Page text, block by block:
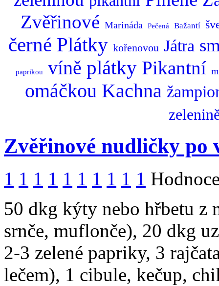
Zvěřinové Marináda Pečená Bažantí
černé Plátky kořenovou Játra
paprikou víně plátky Pikantní
omáčkou Kachna
Zvěřinové nudličky po
1 1 1 1 1 1 1 1 1 1
50 dkg kýty nebo hřbetu z
srnče, muflonče), 20 dkg
2-3 zelené papriky, 3
lečem), 1 cibule, kečup,